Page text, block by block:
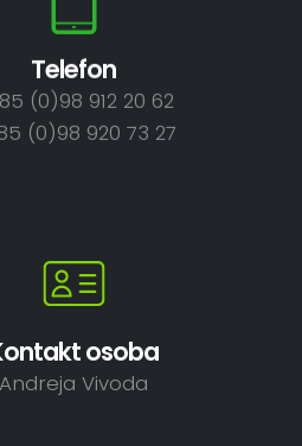
Telefon
(0)98 912 20 62
(0)98 920 73 27
osoba
Andreja Vivoda